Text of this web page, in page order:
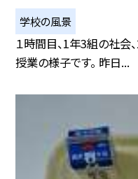
学校の風景
１時間目、1年3組の社会
授業の様子です。 昨日...